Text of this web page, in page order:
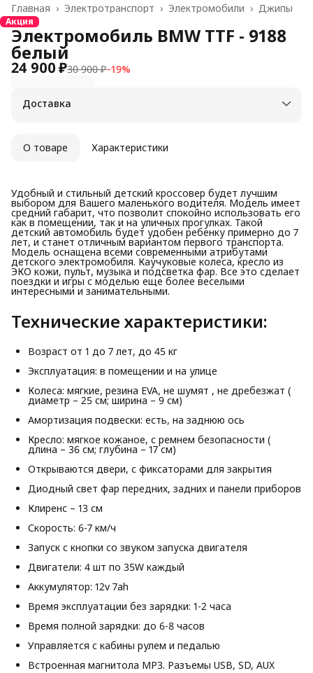
Джипы
Электромобили ›
Электротранспорт ›
Главная ›
Акция
Электромобиль BMW TTF - 9188
белый
24 900 ₽30 900 ₽−19%
Доставка
О товаре Характеристики
Удобный и стильный детский кроссовер будет лучшим
выбором для Вашего маленького водителя. Модель имеет
средний габарит, что позволит спокойно использовать его
как в помещении, так и на уличных прогулках. Такой
детский автомобиль будет удобен ребенку примерно до 7
лет, и станет отличным вариантом первого транспорта.
Модель оснащена всеми современными атрибутами
детского электромобиля. Каучуковые колеса, кресло из
ЭКО кожи, пульт, музыка и подсветка фар. Все это сделает
поездки и игры с моделью еще более веселыми
интересными и занимательными.
Технические характеристики:
Возраст от 1 до 7 лет, до 45 кг
Эксплуатация: в помещении и на улице
Колеса: мягкие, резина EVA, не шумят , не дребезжат (
диаметр – 25 см; ширина – 9 см)
Амортизация подвески: есть, на заднюю ось
Кресло: мягкое кожаное, с ремнем безопасности (
длина – 36 см; глубина – 17 см)
Открываются двери, с фиксаторами для закрытия
Диодный свет фар передних, задних и панели приборов
Клиренс – 13 см
Скорость: 6-7 км/ч
Запуск с кнопки со звуком запуска двигателя
Двигатели: 4 шт по 35W каждый
Аккумулятор: 12v 7ah
Время эксплуатации без зарядки: 1-2 часа
Время полной зарядки: до 6-8 часов
Управляется с кабины рулем и педалью
Встроенная магнитола MP3. Разъемы USB, SD, AUX